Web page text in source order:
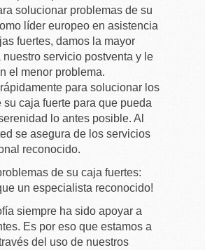
solucionar problemas de su
líder europeo en asistencia
fuertes, damos la mayor
nuestro servicio postventa y le
el menor problema.
para solucionar los
su caja fuerte para que pueda
lo antes posible. Al
se asegura de los servicios
reconocido.
de su caja fuertes:
un especialista reconocido!
siempre ha sido apoyar a
Es por eso que estamos a
del uso de nuestros